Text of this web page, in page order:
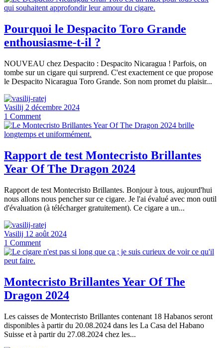
Pourquoi le Despacito Toro Grande
enthousiasme-t-il ?
NOUVEAU chez Despacito : Despacito Nicaragua ! Parfois, on
tombe sur un cigare qui surprend. C'est exactement ce que propose
le Despacito Nicaragua Toro Grande. Son nom promet du plaisir...
Vasilij 2 décembre 2024
1 Comment
Rapport de test Montecristo Brillantes
Year Of The Dragon 2024
Rapport de test Montecristo Brillantes. Bonjour à tous, aujourd'hui
nous allons nous pencher sur ce cigare. Je l'ai évalué avec mon outil
d'évaluation (à télécharger gratuitement). Ce cigare a un...
Vasilij 12 août 2024
1 Comment
Montecristo Brillantes Year Of The
Dragon 2024
Les caisses de Montecristo Brillantes contenant 18 Habanos seront
disponibles à partir du 20.08.2024 dans les La Casa del Habano
Suisse et à partir du 27.08.2024 chez les...